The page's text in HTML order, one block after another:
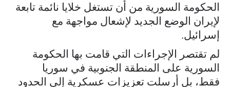
الحكومة السورية من أن تستغل خلايا نائمة تابعة
لإيران الوضع الجديد لإشعال مواجهة مع
إسرائيل.
لم تقتصر الإجراءات التي قامت بها الحكومة
السورية على المنطقة الجنوبية في سوريا
فقط، بل أرسلت تعزيزات عسكرية إلى الحدود